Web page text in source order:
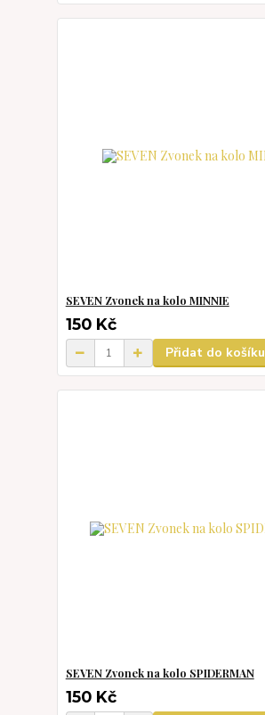
SEVEN Zvonek na kolo MINNIE
150 Kč
Přidat do košíku
SEVEN Zvonek na kolo SPIDERMAN
150 Kč